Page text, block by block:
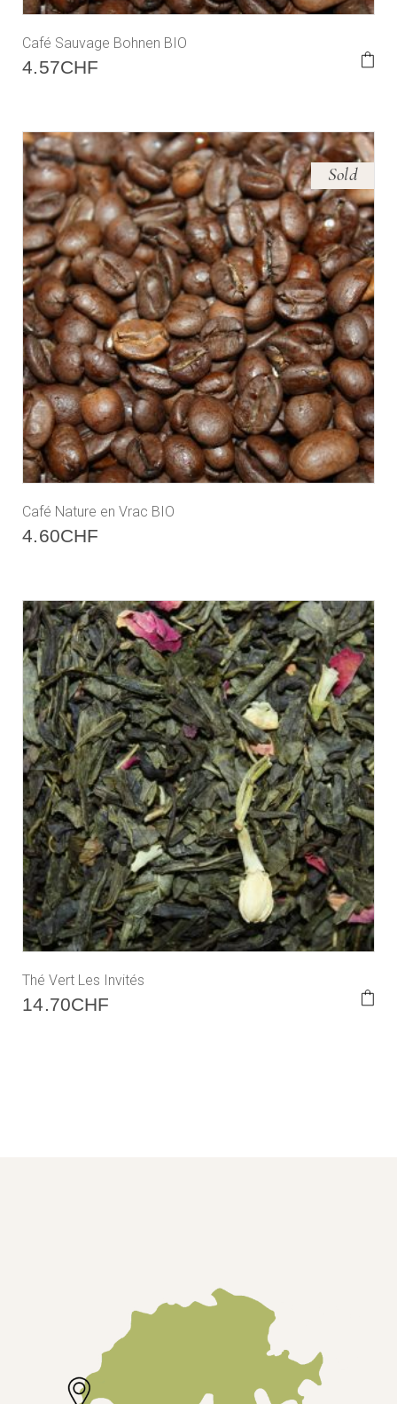
Café Sauvage Bohnen BIO
4.57CHF
Sold
Café Nature en Vrac BIO
4.60CHF
Thé Vert Les Invités
14.70CHF